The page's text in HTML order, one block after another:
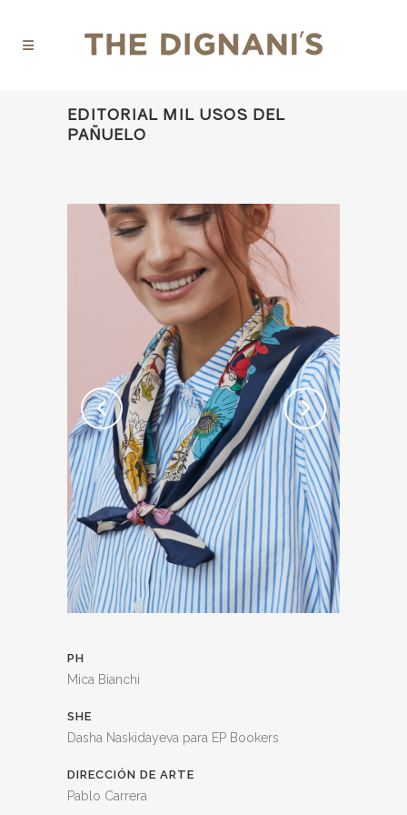
EDITORIAL MIL USOS DEL
PAÑUELO
PH
Mica Bianchi
SHE
Dasha Naskidayeva para EP Bookers
DIRECCIÓN DE ARTE
Pablo Carrera